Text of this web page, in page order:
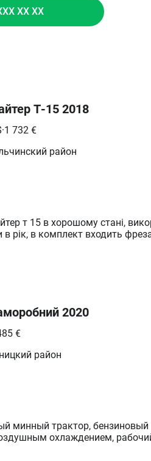
Т-15 2018
·1 732 €
район
т 15 в хорошому стані,
рік, в комплект входить
2020
€
район
минный трактор, бензиновый
охлаждением,
XX XX